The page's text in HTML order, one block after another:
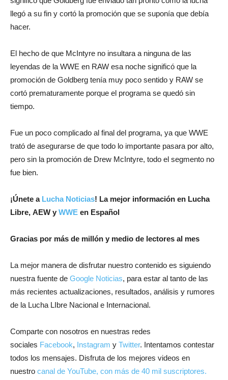
llegó a su fin y cortó la promoción que se suponía que debía
hacer.
El hecho de que McIntyre no insultara a ninguna de las
leyendas de la WWE en RAW esa noche significó que la
promoción de Goldberg tenía muy poco sentido y RAW se
cortó prematuramente porque el programa se quedó sin
tiempo.
Fue un poco complicado al final del programa, ya que WWE
trató de asegurarse de que todo lo importante pasara por alto,
pero sin la promoción de Drew McIntyre, todo el segmento no
fue bien.
¡Únete a Lucha Noticias! La mejor información en Lucha
Libre, AEW y WWE en Español
Gracias por más de millón y medio de lectores al mes
La mejor manera de disfrutar nuestro contenido es siguiendo
nuestra fuente de Google Noticias, para estar al tanto de las
más recientes actualizaciones, resultados, análisis y rumores
de la Lucha LIbre Nacional e Internacional.
Comparte con nosotros en nuestras redes
sociales Facebook, Instagram y Twitter. Intentamos contestar
todos los mensajes. Disfruta de los mejores videos en
nuestro canal de YouTube, con más de 40 mil suscriptores.